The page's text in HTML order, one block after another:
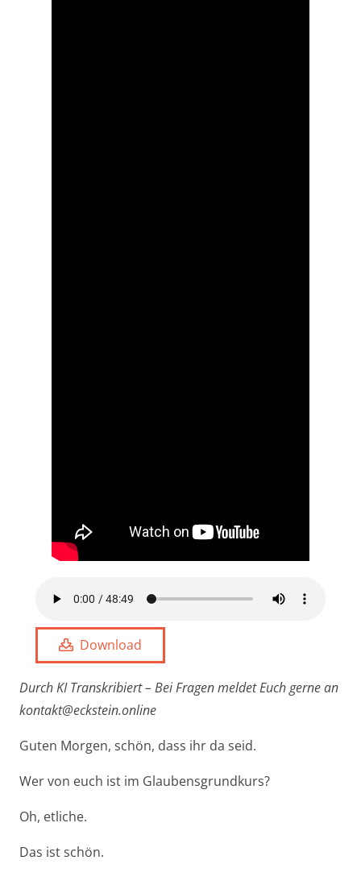
Download
Durch KI Transkribiert – Bei Fragen meldet Euch gerne an
kontakt@eckstein.online
Guten Morgen, schön, dass ihr da seid.
Wer von euch ist im Glaubensgrundkurs?
Oh, etliche.
Das ist schön.